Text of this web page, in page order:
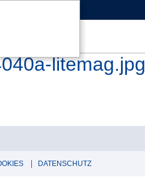
litemag.jpg
DATENSCHUTZ